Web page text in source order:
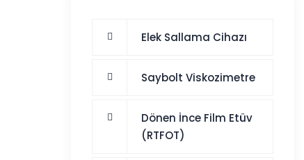
Elek Sallama Cihazı
Saybolt Viskozimetre
Dönen İnce Film Etüv
(RTFOT)